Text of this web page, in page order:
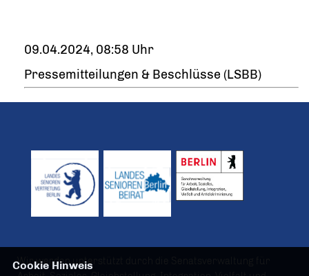
09.04.2024, 08:58 Uhr
Pressemitteilungen & Beschlüsse (LSBB)
Wir werden unterstützt durch die Senatsverwaltung für
Cookie Hinweis